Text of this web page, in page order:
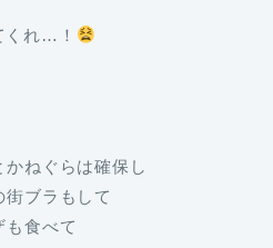
くれ…！
かねぐらは確保し
街ブラもして
も食べて